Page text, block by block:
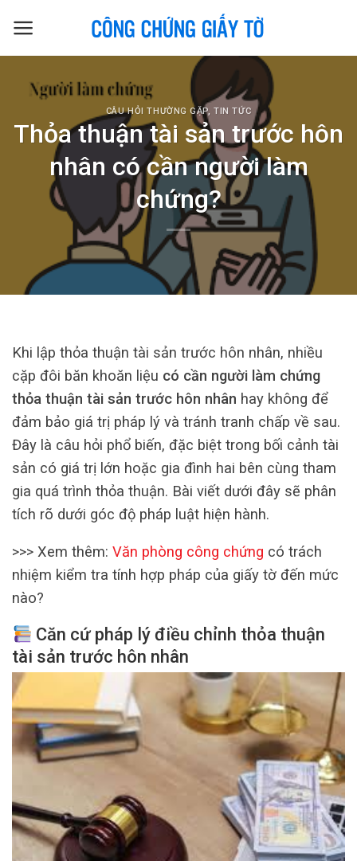
CÂU HỎI THƯỜNG GẶP,TIN TỨC
Thỏa thuận tài sản trước hôn
nhân có cần người làm
chứng?
Khi lập thỏa thuận tài sản trước hôn nhân, nhiều
cặp đôi băn khoăn liệu có cần người làm chứng
thỏa thuận tài sản trước hôn nhân hay không để
đảm bảo giá trị pháp lý và tránh tranh chấp về sau.
Đây là câu hỏi phổ biến, đặc biệt trong bối cảnh tài
sản có giá trị lớn hoặc gia đình hai bên cùng tham
gia quá trình thỏa thuận. Bài viết dưới đây sẽ phân
tích rõ dưới góc độ pháp luật hiện hành.
>>> Xem thêm: Văn phòng công chứng có trách
nhiệm kiểm tra tính hợp pháp của giấy tờ đến mức
nào?
Căn cứ pháp lý điều chỉnh thỏa thuận
tài sản trước hôn nhân